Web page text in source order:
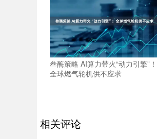
叁酶策略 AI算力带火“动力引擎”！
全球燃气轮机供不应求
相关评论